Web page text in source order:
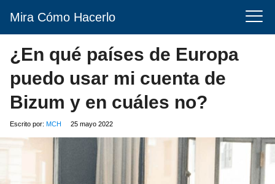
Mira Cómo Hacerlo
¿En qué países de Europa
puedo usar mi cuenta de
Bizum y en cuáles no?
Escrito por: MCH 25 mayo 2022